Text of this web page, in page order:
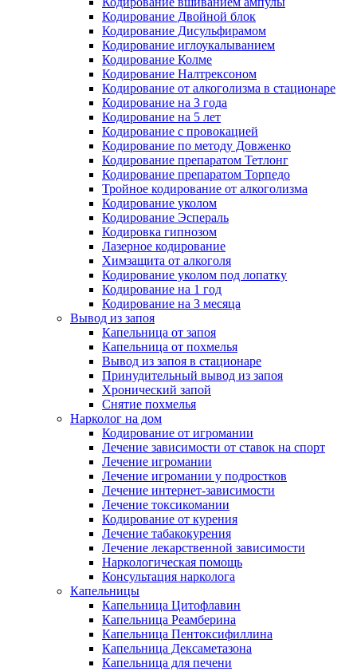
Кодирование Двойной блок
Кодирование Дисульфирамом
Кодирование иглоукалыванием
Кодирование Колме
Кодирование Налтрексоном
Кодирование от алкоголизма в стационаре
Кодирование на 3 года
Кодирование на 5 лет
Кодирование с провокацией
Кодирование по методу Довженко
Кодирование препаратом Тетлонг
Кодирование препаратом Торпедо
Тройное кодирование от алкоголизма
Кодирование уколом
Кодирование Эспераль
Кодировка гипнозом
Лазерное кодирование
Химзащита от алкоголя
Кодирование уколом под лопатку
Кодирование на 1 год
Кодирование на 3 месяца
Вывод из запоя
Капельница от запоя
Капельница от похмелья
Вывод из запоя в стационаре
Принудительный вывод из запоя
Хронический запой
Снятие похмелья
Нарколог на дом
Кодирование от игромании
Лечение зависимости от ставок на спорт
Лечение игромании
Лечение игромании у подростков
Лечение интернет-зависимости
Лечение токсикомании
Кодирование от курения
Лечение табакокурения
Лечение лекарственной зависимости
Наркологическая помощь
Консультация нарколога
Капельницы
Капельница Цитофлавин
Капельница Реамберина
Капельница Пентоксифиллина
Капельница Дексаметазона
Капельница для печени